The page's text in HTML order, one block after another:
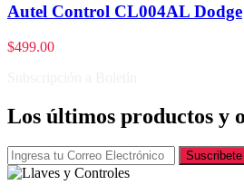
Autel Control CL004AL Dodge
$499.00
Los últimos productos y